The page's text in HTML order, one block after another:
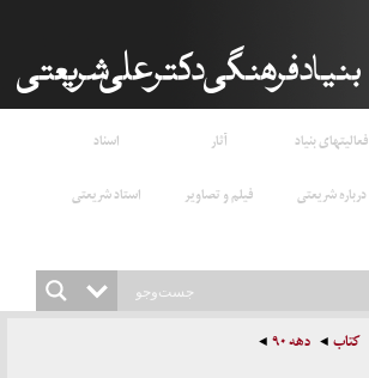
فعالیتهای بنیاد آثار
اسناد
درباره شریعتی فیلم و تصاویر
استاد شریعتی
کتاب دهه ۹۰